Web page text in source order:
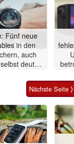
Fünf neue
in den
auch
deutet
Nächste Seite ⟩